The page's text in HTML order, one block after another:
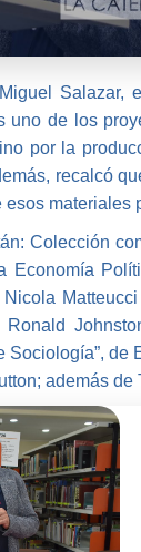
Salazar,
uno de los
por la
recalcó
Colección
Economía
Ronald
Sociología”,
además de